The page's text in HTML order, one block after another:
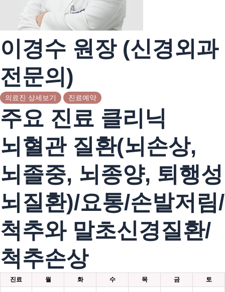
이경수 원장 (신경외과
전문의)
의료진 상세보기 진료예약
주요 진료 클리닉
뇌혈관 질환(뇌손상,
뇌졸중, 뇌종양, 퇴행성
뇌질환)/요통/손발저림/
척추와 말초신경질환/
척추손상
진료 월 화 수 목 금 토